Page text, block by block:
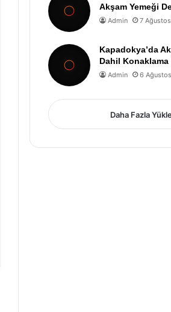
Akşam Yemeği
Admin 7
Kapadokya’da
Dahil Konaklama
Admin 6
Daha Fazla